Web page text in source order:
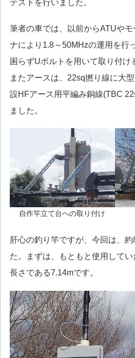
テストを行いました。
筆者の車では、以前からATUや
ナにより1.8～50MHzの運用を行
困らずUボルトを用いて取り付け
またアースは、22sq撚り線に大
設HFアース用平編み銅線(TBC
ました。
自作竿立て台への取り付け
肝心の釣り竿ですが、今回は、
た。まずは、もともと使用して
長さである7.14mです。